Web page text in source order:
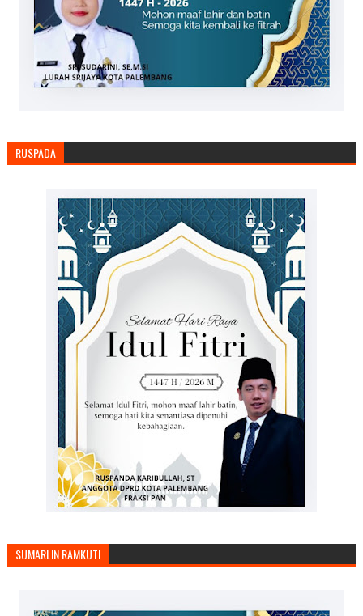
RUSPADA
SUMARLIN RAMKUTI